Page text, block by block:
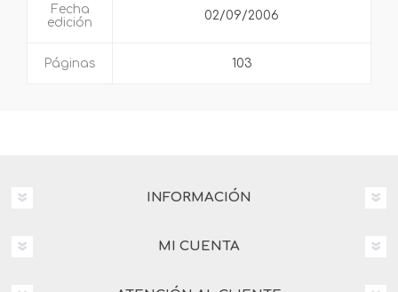
Fecha
edición
02/09/2006
Páginas 103
INFORMACIÓN
MI CUENTA